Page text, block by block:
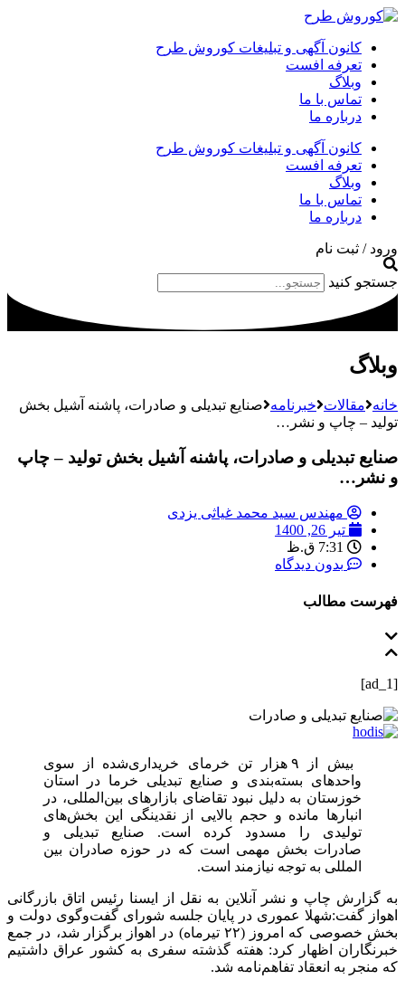
کانون آگهی و تبلیغات کوروش طرح
تعرفه افست
وبلاگ
تماس با ما
درباره ما
کانون آگهی و تبلیغات کوروش طرح
تعرفه افست
وبلاگ
تماس با ما
درباره ما
ورود / ثبت نام
جستجو کنید
وبلاگ
خانه مقالات خبرنامه صنایع تبدیلی و صادرات، پاشنه آشیل بخش
تولید – چاپ و نشر…
صنایع تبدیلی و صادرات، پاشنه آشیل بخش تولید – چاپ
و نشر…
مهندس سید محمد غیاثی یزدی
تیر 26, 1400
7:31 ق.ظ
بدون دیدگاه
فهرست مطالب
[ad_1]
بیش از ۹ هزار تن خرمای خریداری‌شده از سوی
واحدهای بسته‌بندی و صنایع تبدیلی خرما در استان
خوزستان به دلیل نبود تقاضای بازارهای بین‌المللی، در
انبارها مانده و حجم بالایی از نقدینگی این بخش‌های
تولیدی را مسدود کرده است. صنایع تبدیلی و
صادرات بخش مهمی است که در حوزه صادران بین
المللی به توجه نیازمند است.
به گزارش چاپ و نشر آنلاین به نقل از ایسنا رئیس اتاق بازرگانی
اهواز گفت:شهلا عموری در پایان جلسه شورای گفت‌وگوی دولت و
بخش خصوصی که امروز (۲۲ تیرماه) در اهواز برگزار شد، در جمع
خبرنگاران اظهار کرد: هفته گذشته سفری به کشور عراق داشتیم
که منجر به انعقاد تفاهم‌نامه شد.